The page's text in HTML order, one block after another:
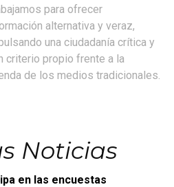
para ofrecer
alternativa y veraz,
una ciudadanía crítica y
criterio propio frente a la
de los medios tradicionales.
Noticias
en las encuestas